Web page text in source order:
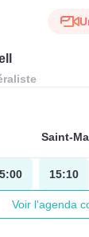
Saint-
15:10
Voir l'agenda